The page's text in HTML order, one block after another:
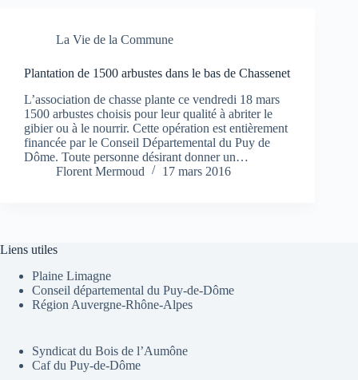
La Vie de la Commune
Plantation de 1500 arbustes dans le bas de Chassenet
L’association de chasse plante ce vendredi 18 mars
1500 arbustes choisis pour leur qualité à abriter le
gibier ou à le nourrir. Cette opération est entièrement
financée par le Conseil Départemental du Puy de
Dôme. Toute personne désirant donner un…
Florent Mermoud
17 mars 2016
Liens utiles
Plaine Limagne
Conseil départemental du Puy-de-Dôme
Région Auvergne-Rhône-Alpes
Syndicat du Bois de l’Aumône
Caf du Puy-de-Dôme